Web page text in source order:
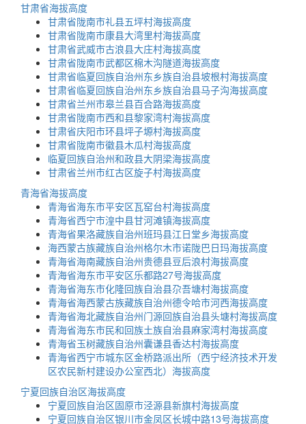
甘肃省海拔高度
甘肃省陇南市礼县五坪村海拔高度
甘肃省陇南市康县大湾里村海拔高度
甘肃省武威市古浪县大庄村海拔高度
甘肃省陇南市武都区棉木沟隧道海拔高度
甘肃省临夏回族自治州东乡族自治县坡根村海拔高度
甘肃省临夏回族自治州东乡族自治县马子沟海拔高度
甘肃省兰州市皋兰县百合路海拔高度
甘肃省陇南市西和县黎家湾村海拔高度
甘肃省庆阳市环县坪子塬村海拔高度
甘肃省陇南市徽县木瓜村海拔高度
临夏回族自治州和政县大阴梁海拔高度
甘肃省兰州市红古区旋子村海拔高度
青海省海拔高度
青海省海东市平安区瓦窑台村海拔高度
青海省西宁市湟中县甘河滩镇海拔高度
青海省果洛藏族自治州班玛县江日堂乡海拔高度
海西蒙古族藏族自治州格尔木市诺陇巴日玛海拔高度
青海省海南藏族自治州贵德县豆后浪村海拔高度
青海省海东市平安区乐都路27号海拔高度
青海省海东市化隆回族自治县尕吾塘村海拔高度
青海省海西蒙古族藏族自治州德令哈市河西海拔高度
青海省海北藏族自治州门源回族自治县头塘村海拔高度
青海省海东市民和回族土族自治县麻家湾村海拔高度
青海省玉树藏族自治州囊谦县香达村海拔高度
青海省西宁市城东区金桥路派出所（西宁经济技术开发
区农民新村建设办公室西北）海拔高度
宁夏回族自治区海拔高度
宁夏回族自治区固原市泾源县新旗村海拔高度
宁夏回族自治区银川市金凤区长城中路13号海拔高度